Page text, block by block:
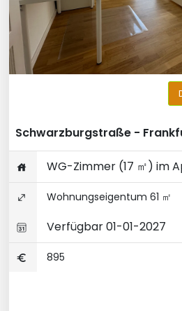
Schwarzburgstraße -
WG-Zimmer (17 ㎡) im
Wohnungseigentum 61 ㎡
Verfügbar 01-01-2027
895